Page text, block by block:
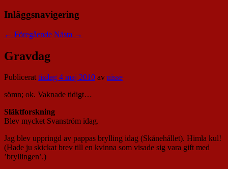
Inläggsnavigering
← Föregående Nästa →
Gravdag
Publicerattisdag 4 maj 2010 av nisse
sömn; ok. Vaknade tidigt…
Släktforskning
Blev mycket Svanström idag.
Jag blev uppringd av pappas brylling idag (Skånehållet). Himla kul!
(Hade ju skickat brev till en kvinna som visade sig vara gift med
’bryllingen’.)